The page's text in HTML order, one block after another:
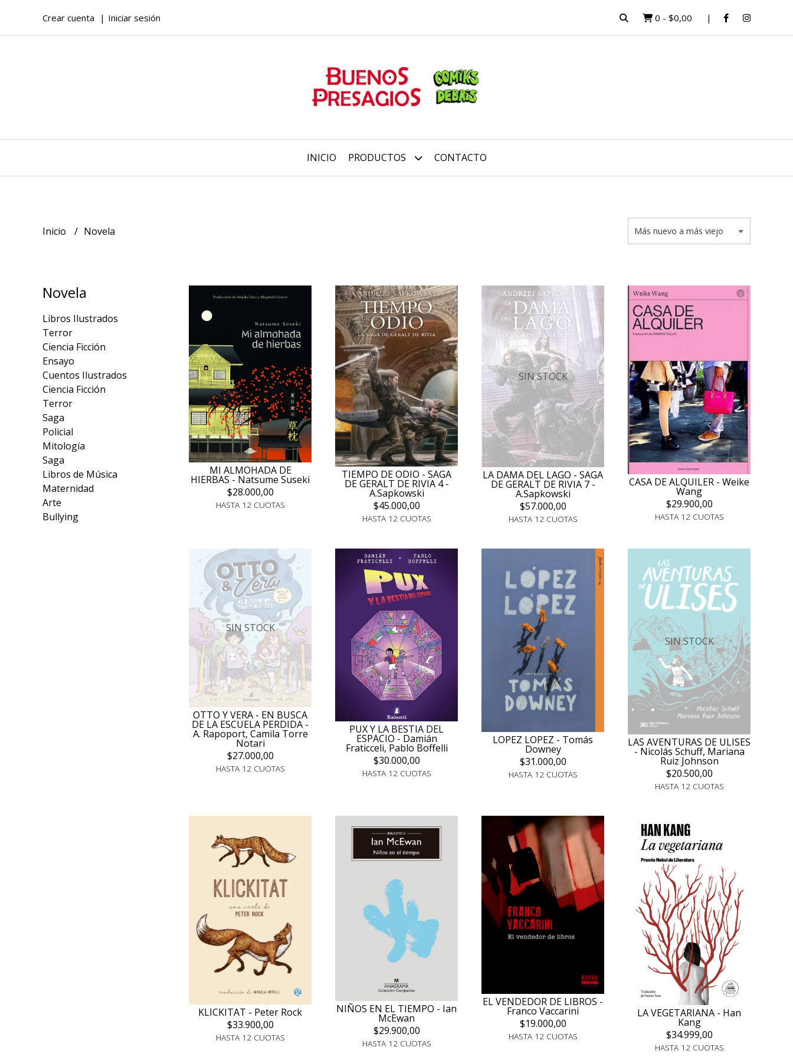
Crear cuenta Iniciar sesión 0 - $0,00
INICIO PRODUCTOS CONTACTO
Inicio Novela
Novela
Libros Ilustrados
Terror
Ciencia Ficción
Ensayo
Cuentos Ilustrados
Ciencia Ficción
Terror
Saga
Policial
Mitología
Saga
Libros de Música
Maternidad
Arte
Bullying
MI ALMOHADA DE
HIERBAS - Natsume Suseki
$28.000,00
HASTA 12 CUOTAS
TIEMPO DE ODIO - SAGA
DE GERALT DE RIVIA 4 -
A.Sapkowski
$45.000,00
HASTA 12 CUOTAS
SIN STOCK
LA DAMA DEL LAGO - SAGA
DE GERALT DE RIVIA 7 -
A.Sapkowski
$57.000,00
HASTA 12 CUOTAS
CASA DE ALQUILER - Weike
Wang
$29.900,00
HASTA 12 CUOTAS
SIN STOCK
OTTO Y VERA - EN BUSCA
DE LA ESCUELA PERDIDA -
A. Rapoport, Camila Torre
Notari
$27.000,00
HASTA 12 CUOTAS
PUX Y LA BESTIA DEL
ESPACIO - Damián
Fraticceli, Pablo Boffelli
$30.000,00
HASTA 12 CUOTAS
LOPEZ LOPEZ - Tomás
Downey
$31.000,00
HASTA 12 CUOTAS
SIN STOCK
LAS AVENTURAS DE ULISES
- Nicolás Schuff, Mariana
Ruiz Johnson
$20.500,00
HASTA 12 CUOTAS
KLICKITAT - Peter Rock
$33.900,00
HASTA 12 CUOTAS
NIÑOS EN EL TIEMPO - Ian
McEwan
$29.900,00
HASTA 12 CUOTAS
EL VENDEDOR DE LIBROS -
Franco Vaccarini
$19.000,00
HASTA 12 CUOTAS
LA VEGETARIANA - Han
Kang
$34.999,00
HASTA 12 CUOTAS